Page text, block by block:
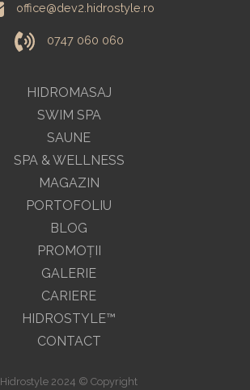
HIDROMASAJ
SWIM SPA
SAUNE
SPA & WELLNESS
MAGAZIN
office@dev2.hidrostyle.ro
0747 060 060
PORTOFOLIU
BLOG
PROMOŢII
GALERIE
CARIERE
HIDROSTYLE™
CONTACT
Hidrostyle 2024 © Copyright